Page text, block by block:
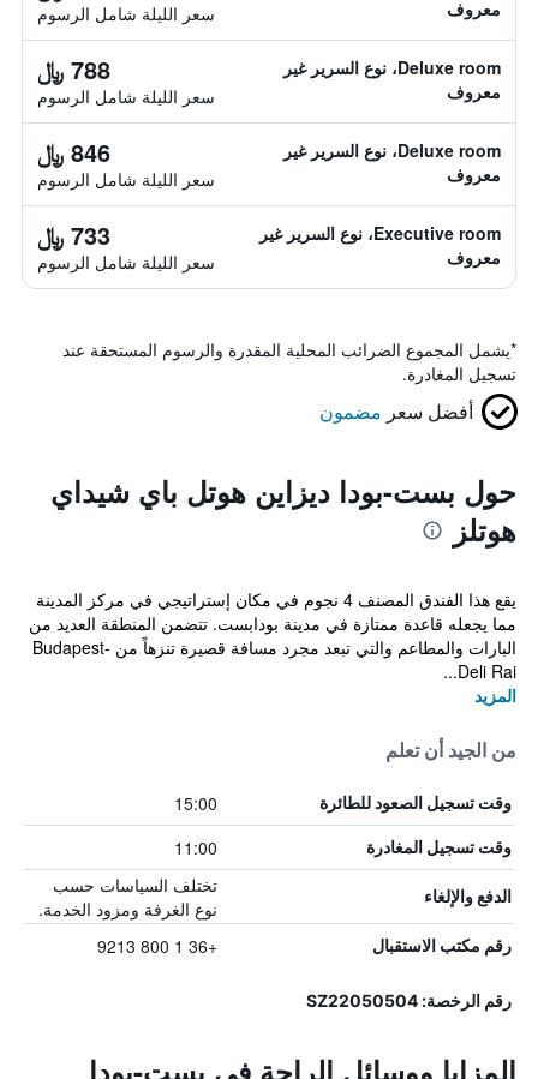
معروف سعر الليلة شامل الرسوم
Deluxe room، نوع السرير غير
معروف
788 ﷼
سعر الليلة شامل الرسوم
Deluxe room، نوع السرير غير
معروف
846 ﷼
سعر الليلة شامل الرسوم
Executive room، نوع السرير غير
معروف
733 ﷼
سعر الليلة شامل الرسوم
*يشمل المجموع الضرائب المحلية المقدرة والرسوم المستحقة عند
تسجيل المغادرة.
أفضل سعر مضمون
حول بست-بودا ديزاين هوتل باي شيداي
هوتلز
يقع هذا الفندق المصنف 4 نجوم في مكان إستراتيجي في مركز المدينة
مما يجعله قاعدة ممتازة في مدينة بودابست. تتضمن المنطقة العديد من
البارات والمطاعم والتي تبعد مجرد مسافة قصيرة تنزهاً من Budapest-
Deli Rai...
المزيد
من الجيد أن تعلم
وقت تسجيل الصعود للطائرة 15:00
وقت تسجيل المغادرة 11:00
الدفع والإلغاء
تختلف السياسات حسب
نوع الغرفة ومزود الخدمة.
رقم مكتب الاستقبال +36 1 800 9213
رقم الرخصة: SZ22050504
المزايا ووسائل الراحة في بست-بودا